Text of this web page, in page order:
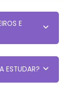
E
ESTUDAR?